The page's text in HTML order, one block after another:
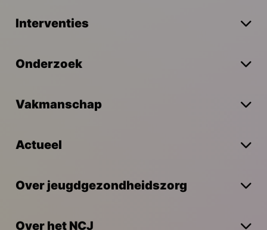
Interventies
Onderzoek
Vakmanschap
Actueel
Over jeugdgezondheidszorg
Over het NCJ